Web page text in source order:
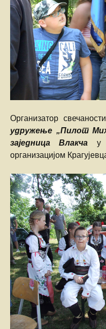
Организатор
удружење „Пилот
заједница Влакча у
организацијом